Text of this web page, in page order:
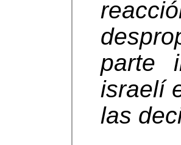
parte
israelí
las